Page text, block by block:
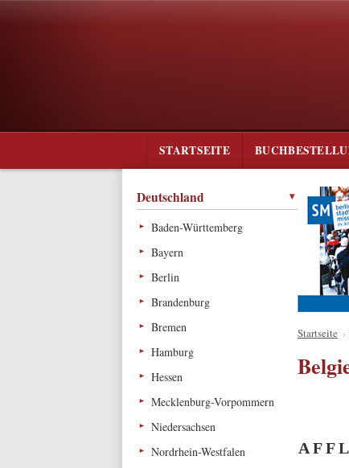
STARTSEITE
Deutschland
Baden-Württemberg
Bayern
Berlin
Brandenburg
Bremen
Hamburg
Hessen
Mecklenburg-Vorpommern
Niedersachsen
Nordrhein-Westfalen
Startseite ›
A F F